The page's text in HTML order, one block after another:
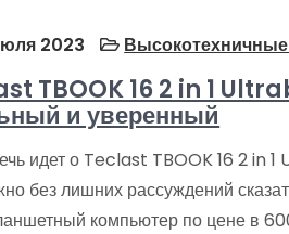
2023 Высокотехничные
TBOOK 16 2 in 1
и уверенный
идет о Teclast TBOOK 16 2 in
без лишних рассуждений
компьютер по цене в